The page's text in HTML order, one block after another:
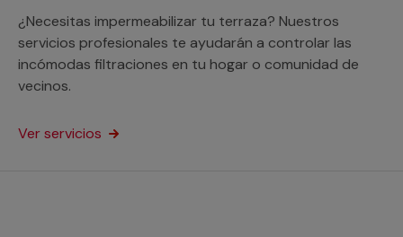
¿Necesitas impermeabilizar tu terraza? Nuestros
servicios profesionales te ayudarán a controlar las
incómodas filtraciones en tu hogar o comunidad de
vecinos.
Ver servicios